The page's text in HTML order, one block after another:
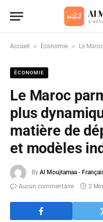
Accueil » Économie » Le Maroc parmi les
ÉCONOMIE
Le Maroc
plus
matière de
et modèles
By Al Moujtamaa -
Aucun commentaire
2